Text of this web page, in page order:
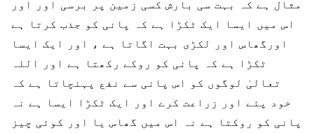
مثال ہے کہ بہت سی بارش کسی زمین پر برسی اور اور
اس میں ایسا ایک ٹکڑا ہے کہ پانی کو جذب کرتا ہے
اورگھاس اور لکڑی بہت اگاتا ہے ، اور ایک ایسا
ٹکڑا ہے کہ پانی کو روکے رکھتا ہے اور اللہ
تعالیٰ لوگوں کو اس پانی سے نفع پہنچاتا ہے کہ
خود پئے اور زراعت کرے اور ایک ٹکڑا ایسا ہے نہ
پانی کو روکتا ہے نہ اس میں گھاس یا اور کوئی چیز